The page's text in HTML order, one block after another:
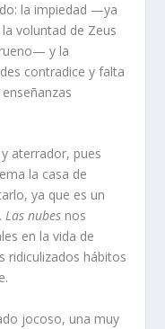
la impiedad —ya
voluntad de Zeus
y la
contradice y falta
aterrador, pues
la casa de
ya que es un
Las nubes nos
en la vida de
ridiculizados hábitos
jocoso, una muy